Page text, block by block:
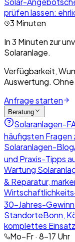
prüfen lassen:
3 Minuten
In 3 Minuten zur
Solaranlage.
Verfügbarkeit,
Auswertung.
Anfrage starten
Beratung
Solaranlagen-
häufigsten Fragen
Solaranlagen-Blog
und Praxis-Tipps
Wartung
& Reparatur,
30-Jahres-Gewinn
StandorteBonn,
komplettes
Mo–Fr · 8–17 Uhr